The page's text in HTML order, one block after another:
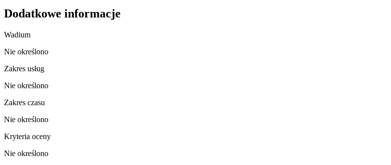
Dodatkowe informacje
Wadium
Nie określono
Zakres usług
Nie określono
Zakres czasu
Nie określono
Kryteria oceny
Nie określono